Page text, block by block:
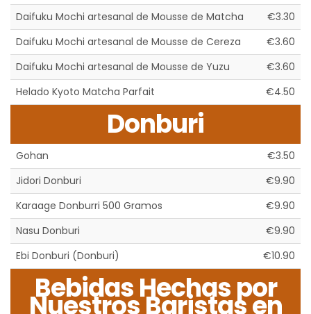
Daifuku Mochi artesanal de Mousse de Matcha
€3.30
Daifuku Mochi artesanal de Mousse de Cereza
€3.60
Daifuku Mochi artesanal de Mousse de Yuzu
€3.60
Helado Kyoto Matcha Parfait
€4.50
Donburi
Gohan
€3.50
Jidori Donburi
€9.90
Karaage Donburri 500 Gramos
€9.90
Nasu Donburi
€9.90
Ebi Donburi (Donburi)
€10.90
Bebidas Hechas por
Nuestros Baristas en